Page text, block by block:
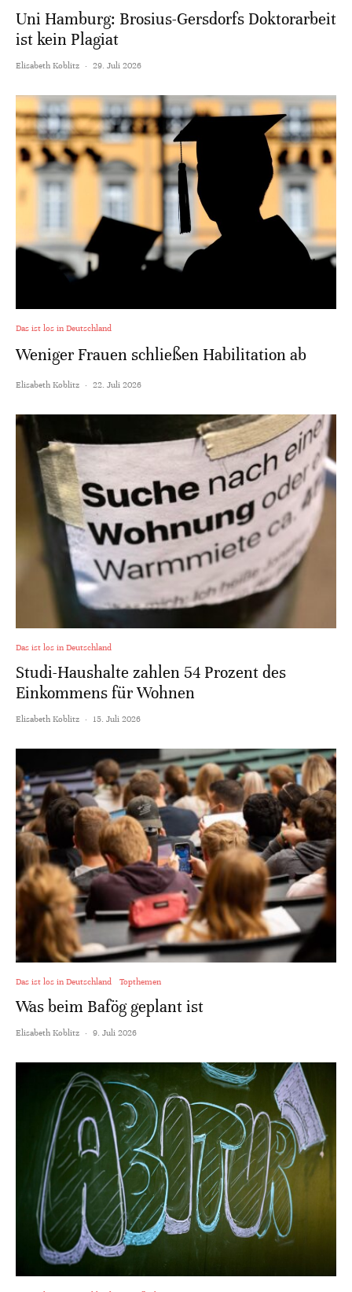
Uni Hamburg: Brosius-Gersdorfs Doktorarbeit
ist kein Plagiat
Elisabeth Koblitz · 29. Juli 2026
Das ist los in Deutschland
Weniger Frauen schließen Habilitation ab
Elisabeth Koblitz · 22. Juli 2026
Das ist los in Deutschland
Studi-Haushalte zahlen 54 Prozent des
Einkommens für Wohnen
Elisabeth Koblitz · 15. Juli 2026
Das ist los in Deutschland Topthemen
Was beim Bafög geplant ist
Elisabeth Koblitz · 9. Juli 2026